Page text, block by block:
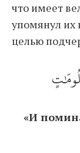
что имеет
упомянул их
целью
«И